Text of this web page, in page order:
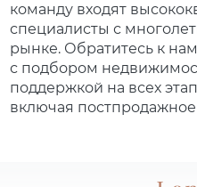
команду входят
специалисты с
рынке. Обратитесь к
с подбором
поддержкой на всех
включая